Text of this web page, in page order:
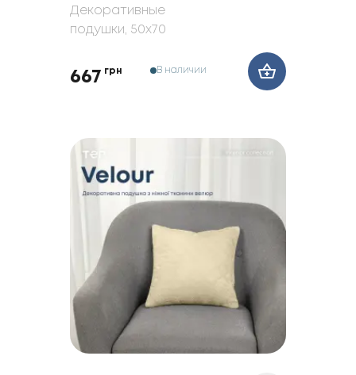
Декоративные
подушки, 50x70
667 грн В наличии